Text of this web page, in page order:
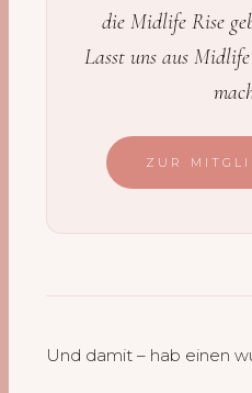
die Midlife Rise
Lasst uns aus
ZUR
Und damit – hab einen